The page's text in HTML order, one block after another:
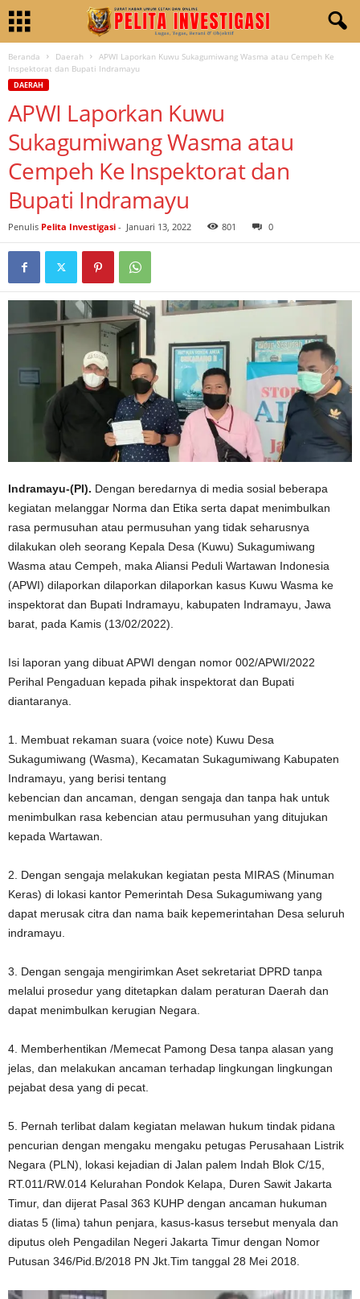
Beranda Daerah
APWI Laporkan Kuwu Sukagumiwang Wasma atau Cempeh Ke
Inspektorat dan Bupati Indramayu
DAERAH
APWI Laporkan Kuwu
Sukagumiwang Wasma atau
Cempeh Ke Inspektorat dan
Bupati Indramayu
Penulis Pelita Investigasi - Januari 13, 2022 801 0
Indramayu-(PI). Dengan beredarnya di media sosial beberapa
kegiatan melanggar Norma dan Etika serta dapat menimbulkan
rasa permusuhan atau permusuhan yang tidak seharusnya
dilakukan oleh seorang Kepala Desa (Kuwu) Sukagumiwang
Wasma atau Cempeh, maka Aliansi Peduli Wartawan Indonesia
(APWI) dilaporkan dilaporkan dilaporkan kasus Kuwu Wasma ke
inspektorat dan Bupati Indramayu, kabupaten Indramayu, Jawa
barat, pada Kamis (13/02/2022).
Isi laporan yang dibuat APWI dengan nomor 002/APWI/2022
Perihal Pengaduan kepada pihak inspektorat dan Bupati
diantaranya.
1. Membuat rekaman suara (voice note) Kuwu Desa
Sukagumiwang (Wasma), Kecamatan Sukagumiwang Kabupaten
Indramayu, yang berisi tentang
kebencian dan ancaman, dengan sengaja dan tanpa hak untuk
menimbulkan rasa kebencian atau permusuhan yang ditujukan
kepada Wartawan.
2. Dengan sengaja melakukan kegiatan pesta MIRAS (Minuman
Keras) di lokasi kantor Pemerintah Desa Sukagumiwang yang
dapat merusak citra dan nama baik kepemerintahan Desa seluruh
indramayu.
3. Dengan sengaja mengirimkan Aset sekretariat DPRD tanpa
melalui prosedur yang ditetapkan dalam peraturan Daerah dan
dapat menimbulkan kerugian Negara.
4. Memberhentikan /Memecat Pamong Desa tanpa alasan yang
jelas, dan melakukan ancaman terhadap lingkungan lingkungan
pejabat desa yang di pecat.
5. Pernah terlibat dalam kegiatan melawan hukum tindak pidana
pencurian dengan mengaku mengaku petugas Perusahaan Listrik
Negara (PLN), lokasi kejadian di Jalan palem Indah Blok C/15,
RT.011/RW.014 Kelurahan Pondok Kelapa, Duren Sawit Jakarta
Timur, dan dijerat Pasal 363 KUHP dengan ancaman hukuman
diatas 5 (lima) tahun penjara, kasus-kasus tersebut menyala dan
diputus oleh Pengadilan Negeri Jakarta Timur dengan Nomor
Putusan 346/Pid.B/2018 PN Jkt.Tim tanggal 28 Mei 2018.